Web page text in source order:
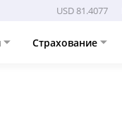
USD 81.4077
Страхование